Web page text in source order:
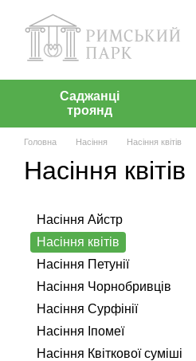
Перейти до основного контенту
Саджанці
троянд
Головна Насіння Насіння квітів
Насіння квітів
Насіння Айстр
Насіння квітів
Насіння Петунії
Насіння Чорнобривців
Насіння Сурфiнiї
Насіння Іпомеї
Насіння Квiткової сумiші